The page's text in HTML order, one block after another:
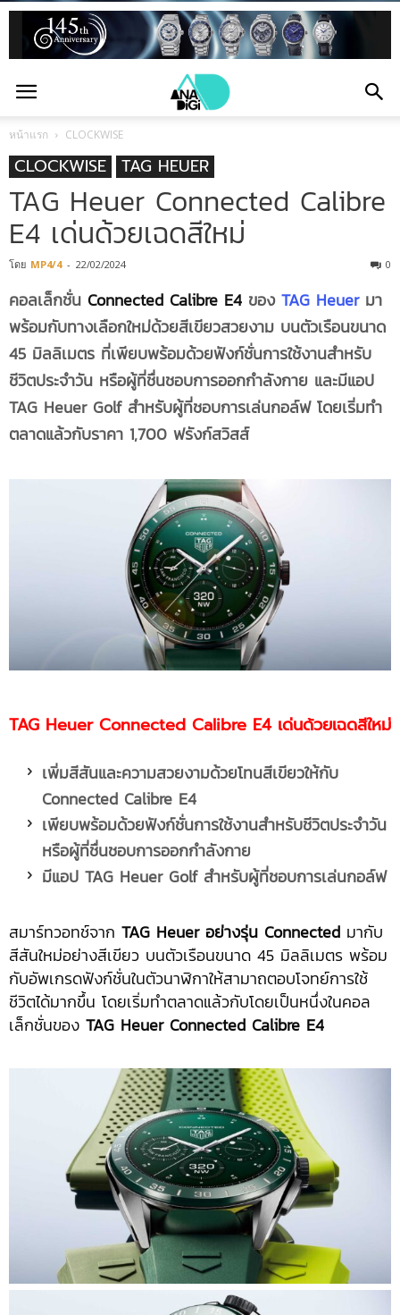
หน้าแรก CLOCKWISE
CLOCKWISE TAG HEUER
TAG Heuer Connected Calibre
E4 เด่นด้วยเฉดสีใหม่
โดย MP4/4 - 22/02/2024 0
คอลเล็กชั่น Connected Calibre E4 ของ TAG Heuerมา
พร้อมกับทางเลือกใหม่ด้วยสีเขียวสวยงาม บนตัวเรือนขนาด
45 มิลลิเมตร ที่เพียบพร้อมด้วยฟังก์ชั่นการใช้งานสำหรับ
ชีวิตประจำวัน หรือผู้ที่ชื่นชอบการออกกำลังกาย และมีแอป
TAG Heuer Golfสำหรับผู้ที่ชอบการเล่นกอล์ฟ โดยเริ่มทำ
ตลาดแล้วกับราคา 1,700 ฟรังก์สวิสส์
TAG Heuer Connected Calibre E4เด่นด้วยเฉดสีใหม่
เพิ่มสีสันและความสวยงามด้วยโทนสีเขียวให้กับ
Connected Calibre E4
เพียบพร้อมด้วยฟังก์ชั่นการใช้งานสำหรับชีวิตประจำวัน
หรือผู้ที่ชื่นชอบการออกกำลังกาย
มีแอป TAG Heuer Golfสำหรับผู้ที่ชอบการเล่นกอล์ฟ
สมาร์ทวอทช์จาก TAG Heuer อย่างรุ่น Connected มากับ
สีสันใหม่อย่างสีเขียว บนตัวเรือนขนาด 45 มิลลิเมตร พร้อม
กับอัพเกรดฟังก์ชั่นในตัวนาฬิกาให้สามาถตอบโจทย์การใช้
ชีวิตได้มากขึ้น โดยเริ่มทำตลาดแล้วกับโดยเป็นหนึ่งในคอล
เล็กชั่นของ TAG Heuer Connected Calibre E4